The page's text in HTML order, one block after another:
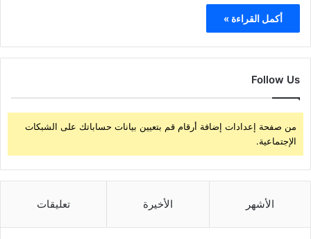
أكمل القراءة »
Follow Us
من صفحة إعدادات إضافة أرقام قم بتعيين بيانات حساباتك على الشبكات
الإجتماعية.
الأشهر الأخيرة تعليقات